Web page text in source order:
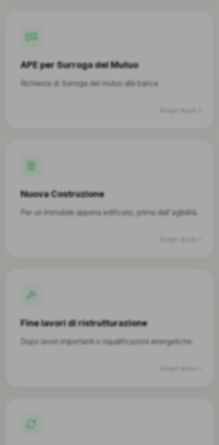
APE per Surroga del Mutuo
Richiesta di Surroga del mutuo alla banca
Nuova Costruzione
Per un immobile appena edificato, prima dell'agibilità.
Fine lavori di ristrutturazione
Dopo lavori importanti o riqualificazioni energetiche.